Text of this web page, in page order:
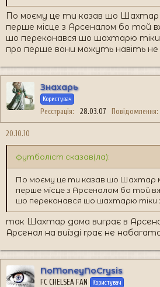
По моєму це ти казав шо Шахтар
перше місце з Арсеналом бо той
шо переконався шо шахтарю
про перше вони можуть навіть
Знахарь
Користувач
Реєстрація 28.03.07 Повідомлення
20.10.10
футболіст сказав(ла):
По моєму це ти казав шо Шахтар
перше місце з Арсеналом бо той
шо переконався шо шахтарю тіки
так Шахтар дома виграє в
Арсенал на виїзді грає не
NoMoneyNoCrysis
FC CHELSEA FAN Користувач